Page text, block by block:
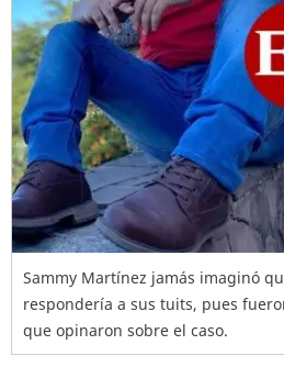
Sammy Martínez jamás imaginó
respondería a sus tuits, pues
que opinaron sobre el caso.